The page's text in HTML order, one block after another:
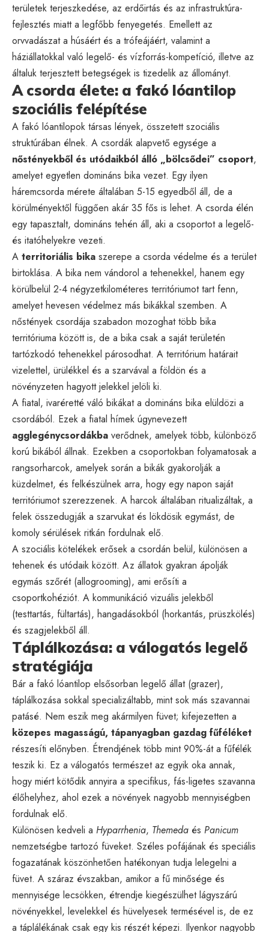
területek terjeszkedése, az erdőirtás és az infrastruktúra-
fejlesztés miatt a legfőbb fenyegetés. Emellett az
orvvadászat a húsáért és a trófeájáért, valamint a
háziállatokkal való legelő- és vízforrás-kompetíció, illetve az
általuk terjesztett betegségek is tizedelik az állományt.
A csorda élete: a fakó lóantilop
szociális felépítése
A fakó lóantilopok társas lények, összetett szociális
struktúrában élnek. A csordák alapvető egysége a
nőstényekből és utódaikból álló „bölcsődei” csoport,
amelyet egyetlen domináns bika vezet. Egy ilyen
háremcsorda mérete általában 5-15 egyedből áll, de a
körülményektől függően akár 35 fős is lehet. A csorda élén
egy tapasztalt, domináns tehén áll, aki a csoportot a legelő-
és itatóhelyekre vezeti.
A territoriális bika szerepe a csorda védelme és a terület
birtoklása. A bika nem vándorol a tehenekkel, hanem egy
körülbelül 2-4 négyzetkilométeres territóriumot tart fenn,
amelyet hevesen védelmez más bikákkal szemben. A
nőstények csordája szabadon mozoghat több bika
territóriuma között is, de a bika csak a saját területén
tartózkodó tehenekkel párosodhat. A territórium határait
vizelettel, ürülékkel és a szarvával a földön és a
növényzeten hagyott jelekkel jelöli ki.
A fiatal, ivaréretté váló bikákat a domináns bika elüldözi a
csordából. Ezek a fiatal hímek úgynevezett
agglegénycsordákba verődnek, amelyek több, különböző
korú bikából állnak. Ezekben a csoportokban folyamatosak a
rangsorharcok, amelyek során a bikák gyakorolják a
küzdelmet, és felkészülnek arra, hogy egy napon saját
territóriumot szerezzenek. A harcok általában ritualizáltak, a
felek összedugják a szarvukat és lökdösik egymást, de
komoly sérülések ritkán fordulnak elő.
A szociális kötelékek erősek a csordán belül, különösen a
tehenek és utódaik között. Az állatok gyakran ápolják
egymás szőrét (allogrooming), ami erősíti a
csoportkohéziót. A kommunikáció vizuális jelekből
(testtartás, fültartás), hangadásokból (horkantás, prüszkölés)
és szagjelekből áll.
Táplálkozása: a válogatós legelő
stratégiája
Bár a fakó lóantilop elsősorban legelő állat (grazer),
táplálkozása sokkal specializáltabb, mint sok más szavannai
patásé. Nem eszik meg akármilyen füvet; kifejezetten a
közepes magasságú, tápanyagban gazdag fűféléket
részesíti előnyben. Étrendjének több mint 90%-át a fűfélék
teszik ki. Ez a válogatós természet az egyik oka annak,
hogy miért kötődik annyira a specifikus, fás-ligetes szavanna
élőhelyhez, ahol ezek a növények nagyobb mennyiségben
fordulnak elő.
Különösen kedveli a Hyparrhenia, Themeda és Panicum
nemzetségbe tartozó füveket. Széles pofájának és speciális
fogazatának köszönhetően hatékonyan tudja lelegelni a
füvet. A száraz évszakban, amikor a fű minősége és
mennyisége lecsökken, étrendje kiegészülhet lágyszárú
növényekkel, levelekkel és hüvelyesek termésével is, de ez
a táplálékának csak egy kis részét képezi. Ilyenkor nagyobb